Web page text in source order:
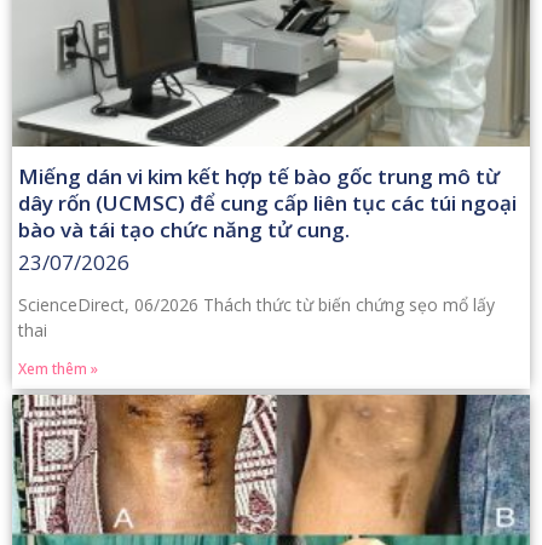
Miếng dán vi kim kết hợp tế bào gốc trung mô từ
dây rốn (UCMSC) để cung cấp liên tục các túi ngoại
bào và tái tạo chức năng tử cung.
23/07/2026
ScienceDirect, 06/2026 Thách thức từ biến chứng sẹo mổ lấy
thai
Xem thêm »